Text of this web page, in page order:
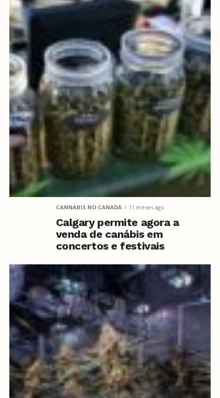
CANNABIS NO CANADÁ 11 meses ago
Calgary permite agora a
venda de canábis em
concertos e festivais